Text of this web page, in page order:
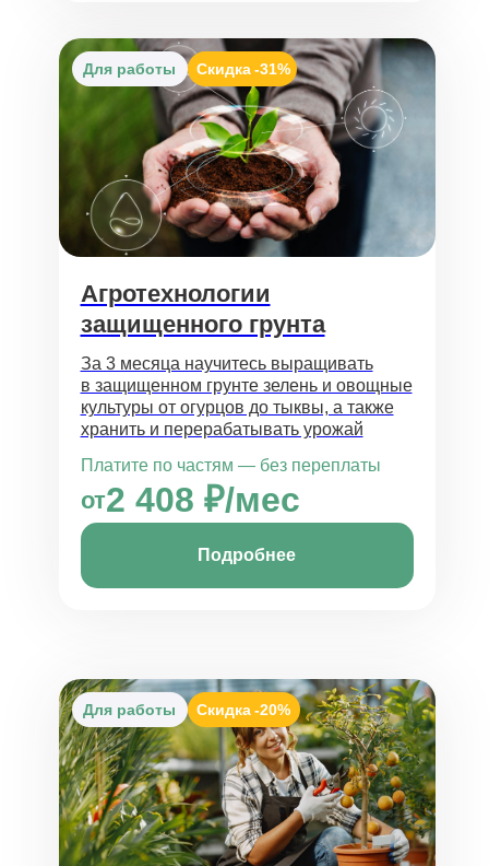
Для работы Скидка -20%
Для работы Скидка -31%
Агротехнологии
защищенного грунта
За 3 месяца научитесь выращивать
в защищенном грунте зелень и овощные
культуры от огурцов до тыквы, а также
хранить и перерабатывать урожай
Платите по частям — без переплаты
от2 408 ₽/мес
Подробнее